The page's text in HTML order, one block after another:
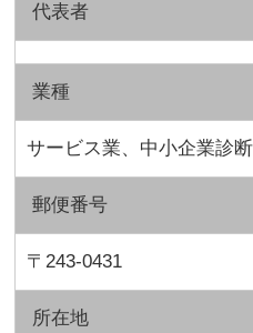
代表者
業種
サービス業、中小企業診
郵便番号
〒243-0431
所在地